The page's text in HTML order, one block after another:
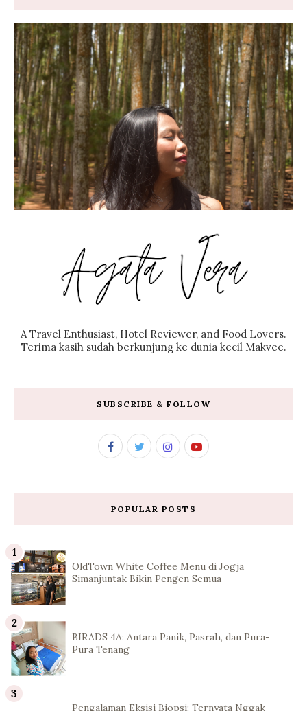
A Travel Enthusiast, Hotel Reviewer, and Food Lovers.
Terima kasih sudah berkunjung ke dunia kecil Makvee.
SUBSCRIBE & FOLLOW
POPULAR POSTS
OldTown White Coffee Menu di Jogja
Simanjuntak Bikin Pengen Semua
BIRADS 4A: Antara Panik, Pasrah, dan Pura-
Pura Tenang
Pengalaman Eksisi Biopsi: Ternyata Nggak